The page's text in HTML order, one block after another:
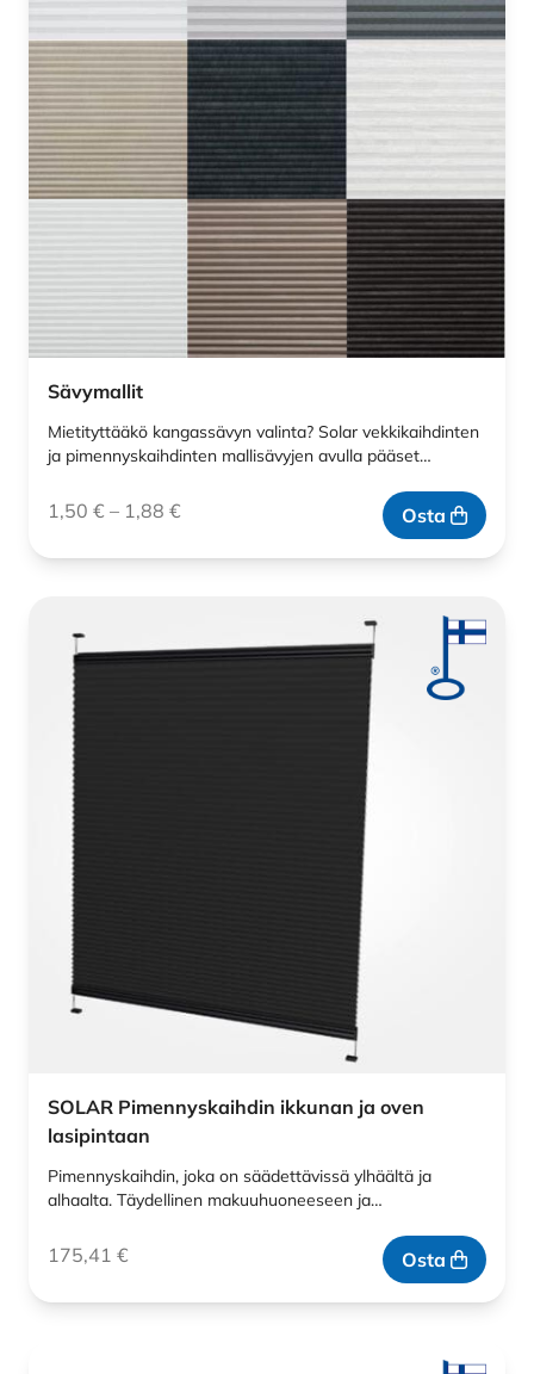
Sävymallit
Mietityttääkö kangassävyn valinta? Solar vekkikaihdinten
ja pimennyskaihdinten mallisävyjen avulla pääset…
1,50 € – 1,88 € Osta
SOLAR Pimennyskaihdin ikkunan ja oven
lasipintaan
Pimennyskaihdin, joka on säädettävissä ylhäältä ja
alhaalta. Täydellinen makuuhuoneeseen ja…
175,41 € Osta